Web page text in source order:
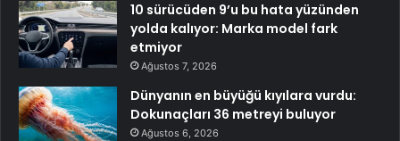
10 sürücüden 9’u bu hata yüzünden
yolda kalıyor: Marka model fark
etmiyor
Ağustos 7, 2026
Dünyanın en büyüğü kıyılara vurdu:
Dokunaçları 36 metreyi buluyor
Ağustos 6, 2026